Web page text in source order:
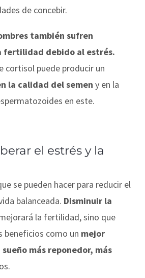
de concebir.
también sufren
fertilidad debido al estrés.
cortisol puede producir un
la calidad del semen y en la
en este.
el estrés y la
se pueden hacer para reducir el
balanceada. Disminuir la
la fertilidad, sino que
beneficios como un mejor
más reponedor, más